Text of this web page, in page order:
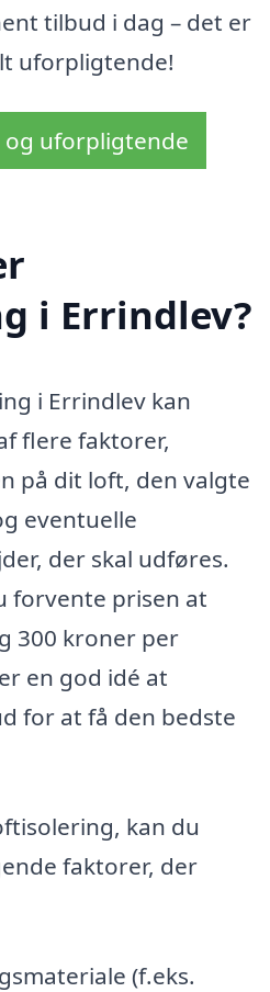
tilbud i dag – det er
uforpligtende!
og uforpligtende
i Errindlev?
i Errindlev kan
flere faktorer,
på dit loft, den valgte
eventuelle
der skal udføres.
forvente prisen at
300 kroner per
en god idé at
for at få den bedste
kan du
faktorer, der
(f.eks.